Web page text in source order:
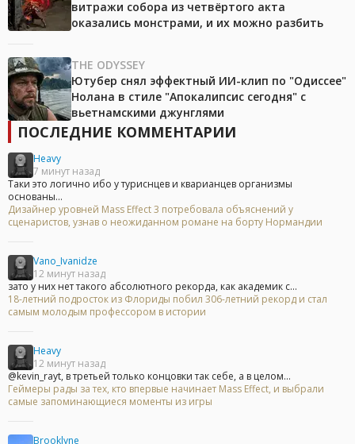
витражи собора из четвёртого акта
оказались монстрами, и их можно разбить
THE ODYSSEY
Ютубер снял эффектный ИИ-клип по "Одиссее"
Нолана в стиле "Апокалипсис сегодня" с
вьетнамскими джунглями
ПОСЛЕДНИЕ КОММЕНТАРИИ
Heavy
7 минут назад
Таки это логично ибо у туриснцев и кварианцев организмы
основаны...
Дизайнер уровней Mass Effect 3 потребовала объяснений у
сценаристов, узнав о неожиданном романе на борту Нормандии
Vano_Ivanidze
12 минут назад
зато у них нет такого абсолютного рекорда, как академик с...
18-летний подросток из Флориды побил 306-летний рекорд и стал
самым молодым профессором в истории
Heavy
12 минут назад
@kevin_rayt, в третьей только концовки так себе, а в целом...
Геймеры рады за тех, кто впервые начинает Mass Effect, и выбрали
самые запоминающиеся моменты из игры
Brooklyne